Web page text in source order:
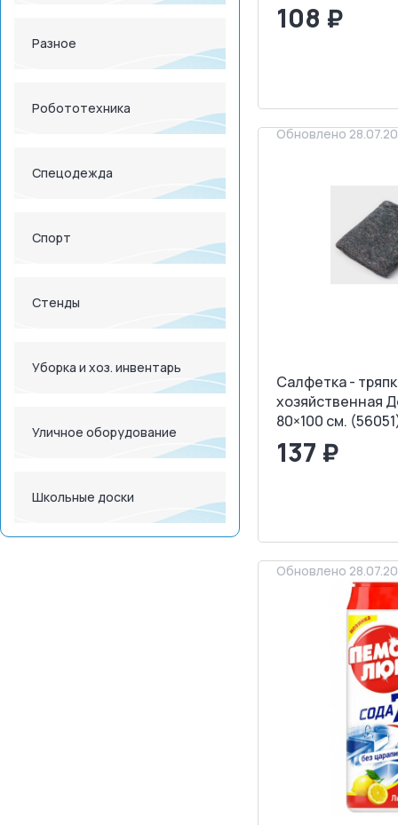
Разное
Робототехника
Спецодежда
Спорт
Стенды
Уборка и хоз. инвентарь
Уличное оборудование
Школьные доски
108 ₽
Обновлено
Салфетка -
хозяйственная
80×100 см.
137 ₽
Обновлено